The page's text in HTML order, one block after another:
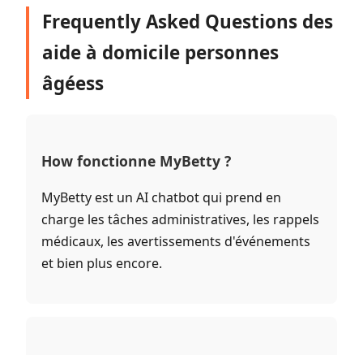
Frequently Asked Questions des
aide à domicile personnes
âgéess
How fonctionne MyBetty ?
MyBetty est un AI chatbot qui prend en
charge les tâches administratives, les rappels
médicaux, les avertissements d'événements
et bien plus encore.